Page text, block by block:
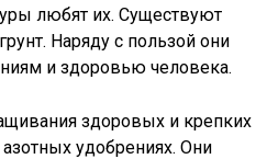
любят их. Существуют
Наряду с пользой они
и здоровью человека.
здоровых и крепких
удобрениях. Они